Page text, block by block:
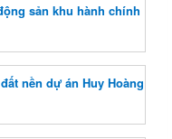
sản khu hành chính
nền dự án Huy Hoàng